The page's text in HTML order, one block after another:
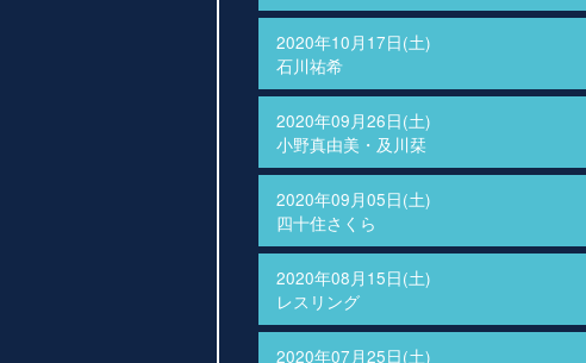
2020年10月17日(土)
石川祐希
2020年09月26日(土)
小野真由美・及川栞
2020年09月05日(土)
四十住さくら
2020年08月15日(土)
レスリング
2020年07月25日(土)